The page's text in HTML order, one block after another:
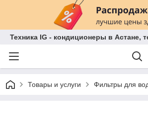
Техника IG - кондиционеры в Астане,
Товары и услуги Фильтры для